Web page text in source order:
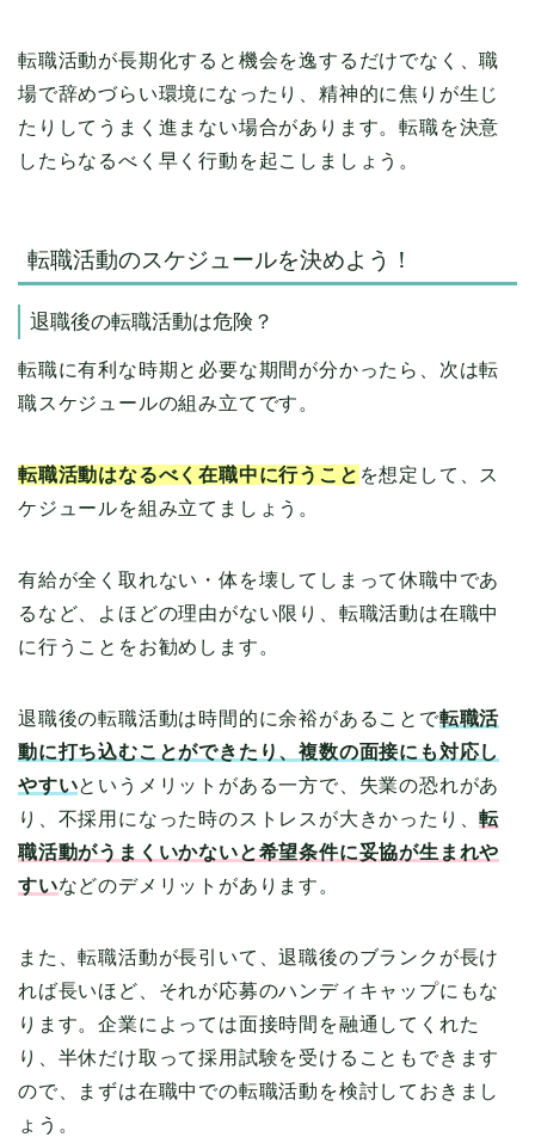
転職活動が長期化すると機会を逸するだけでなく、職
場で辞めづらい環境になったり、精神的に焦りが生じ
たりしてうまく進まない場合があります。転職を決意
したらなるべく早く行動を起こしましょう。
転職活動のスケジュールを決めよう！
退職後の転職活動は危険？
転職に有利な時期と必要な期間が分かったら、次は転
職スケジュールの組み立てです。
転職活動はなるべく在職中に行うこと を想定して、ス
ケジュールを組み立てましょう。
有給が全く取れない・体を壊してしまって休職中であ
るなど、よほどの理由がない限り、転職活動は在職中
に行うことをお勧めします。
退職後の転職活動は時間的に余裕があることで転職活
動に打ち込むことができたり、複数の面接にも対応し
やすいというメリットがある一方で、失業の恐れがあ
り、不採用になった時のストレスが大きかったり、転
職活動がうまくいかないと希望条件に妥協が生まれや
すいなどのデメリットがあります。
また、転職活動が長引いて、退職後のブランクが長け
れば長いほど、それが応募のハンディキャップにもな
ります。企業によっては面接時間を融通してくれた
り、半休だけ取って採用試験を受けることもできます
ので、まずは在職中での転職活動を検討しておきまし
ょう。